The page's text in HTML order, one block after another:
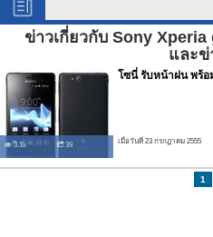
ข่าวเกี่ยวกับ Sony
และข่
3.1k 39
โซนี่ รับหน้าฝน พร้อ
เมื่อวันที่ 23 กรกฏาคม 2555
1